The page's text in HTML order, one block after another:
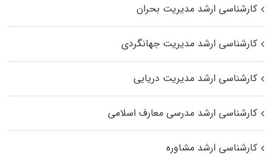
کارشناسی ارشد مدیریت بحران
کارشناسی ارشد مدیریت جهانگردی
کارشناسی ارشد مدیریت دریایی
کارشناسی ارشد مدرسی معارف اسلامی
کارشناسی ارشد مشاوره